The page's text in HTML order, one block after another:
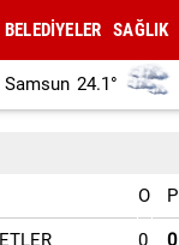
BELEDİYELER SAĞLIK
Samsun 24.1°
O P
0 0